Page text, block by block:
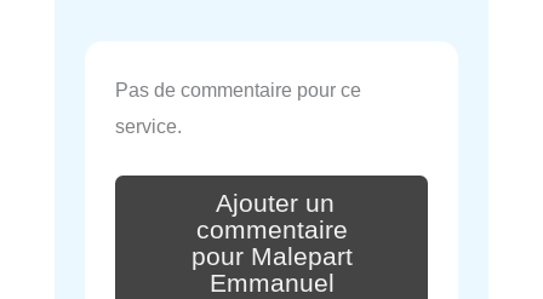
Pas de commentaire pour ce
service.
Ajouter un
commentaire
pour Malepart
Emmanuel